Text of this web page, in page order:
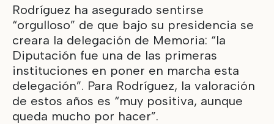
Rodríguez ha asegurado sentirse
“orgulloso” de que bajo su presidencia se
creara la delegación de Memoria: “la
Diputación fue una de las primeras
instituciones en poner en marcha esta
delegación”. Para Rodríguez, la valoración
de estos años es “muy positiva, aunque
queda mucho por hacer”.